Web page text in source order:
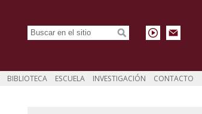
BIBLIOTECA ESCUELA INVESTIGACIÓN CONTACTO